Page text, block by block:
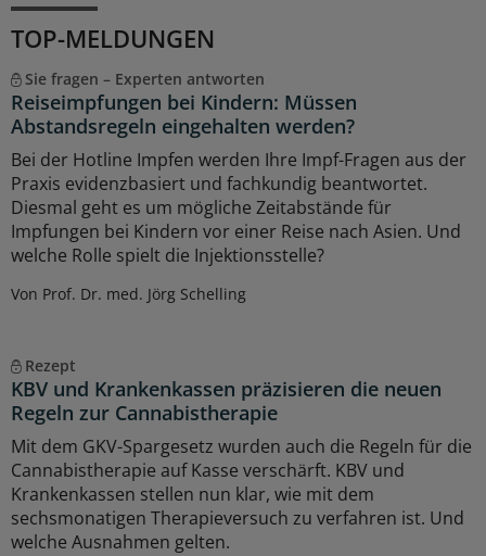
TOP-MELDUNGEN
Sie fragen – Experten antworten
Reiseimpfungen bei Kindern: Müssen
Abstandsregeln eingehalten werden?
Bei der Hotline Impfen werden Ihre Impf-Fragen aus der
Praxis evidenzbasiert und fachkundig beantwortet.
Diesmal geht es um mögliche Zeitabstände für
Impfungen bei Kindern vor einer Reise nach Asien. Und
welche Rolle spielt die Injektionsstelle?
Von Prof. Dr. med. Jörg Schelling
Rezept
KBV und Krankenkassen präzisieren die neuen
Regeln zur Cannabistherapie
Mit dem GKV-Spargesetz wurden auch die Regeln für die
Cannabistherapie auf Kasse verschärft. KBV und
Krankenkassen stellen nun klar, wie mit dem
sechsmonatigen Therapieversuch zu verfahren ist. Und
welche Ausnahmen gelten.